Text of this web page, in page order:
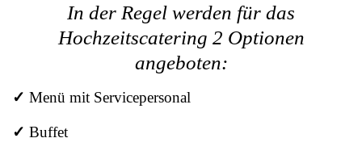
In der Regel werden für das
Hochzeitscatering 2 Optionen
angeboten:
✓ Menü mit Servicepersonal
✓ Buffet